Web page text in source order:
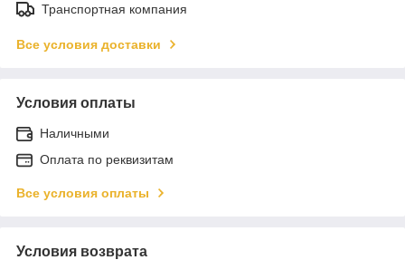
Транспортная компания
Все условия доставки
Условия оплаты
Наличными
Оплата по реквизитам
Все условия оплаты
Условия возврата